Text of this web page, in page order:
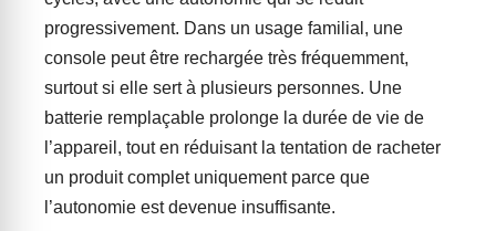
progressivement. Dans un usage familial, une
console peut être rechargée très fréquemment,
surtout si elle sert à plusieurs personnes. Une
batterie remplaçable prolonge la durée de vie de
l’appareil, tout en réduisant la tentation de racheter
un produit complet uniquement parce que
l’autonomie est devenue insuffisante.